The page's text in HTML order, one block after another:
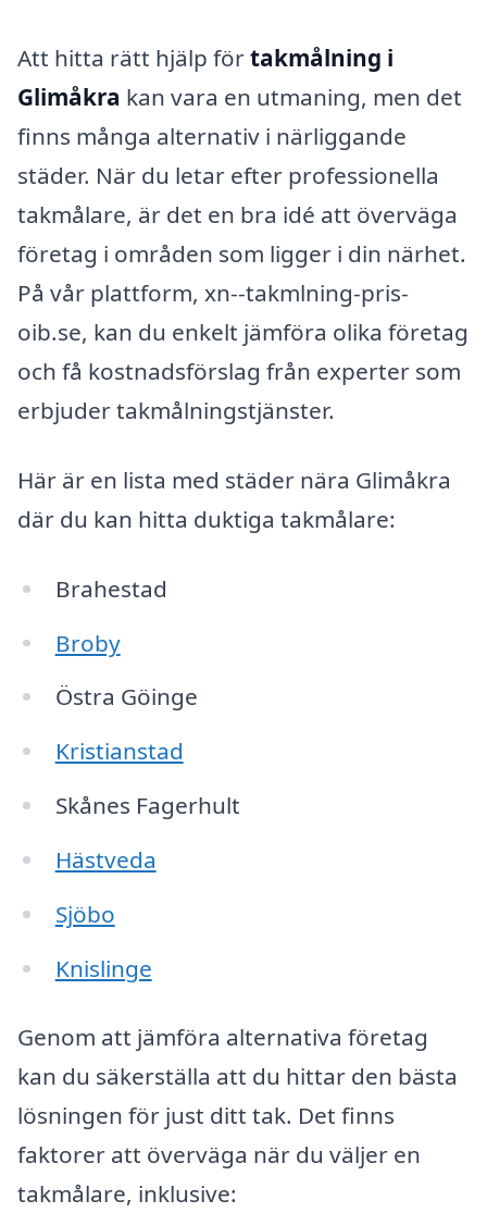
Att hitta rätt hjälp förtakmålning i
Glimåkra kan vara en utmaning, men det
finns många alternativ i närliggande
städer. När du letar efter professionella
takmålare, är det en bra idé att överväga
företag i områden som ligger i din närhet.
På vår plattform, xn--takmlning-pris-
oib.se, kan du enkelt jämföra olika företag
och få kostnadsförslag från experter som
erbjuder takmålningstjänster.
Här är en lista med städer nära Glimåkra
där du kan hitta duktiga takmålare:
Brahestad
Broby
Östra Göinge
Kristianstad
Skånes Fagerhult
Hästveda
Sjöbo
Knislinge
Genom att jämföra alternativa företag
kan du säkerställa att du hittar den bästa
lösningen för just ditt tak. Det finns
faktorer att överväga när du väljer en
takmålare, inklusive: